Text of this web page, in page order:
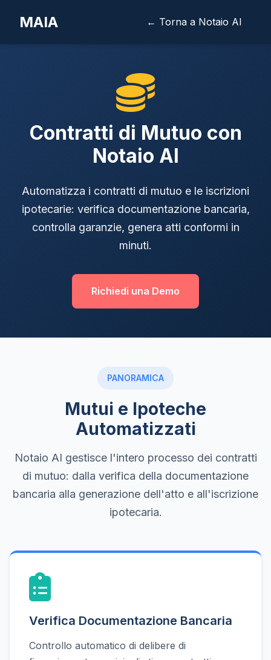
MAIA ← Torna a Notaio AI
Contratti di Mutuo con
Notaio AI
Automatizza i contratti di mutuo e le iscrizioni
ipotecarie: verifica documentazione bancaria,
controlla garanzie, genera atti conformi in
minuti.
Richiedi una Demo
PANORAMICA
Mutui e Ipoteche
Automatizzati
Notaio AI gestisce l'intero processo dei contratti
di mutuo: dalla verifica della documentazione
bancaria alla generazione dell'atto e all'iscrizione
ipotecaria.
Verifica Documentazione Bancaria
Controllo automatico di delibere di